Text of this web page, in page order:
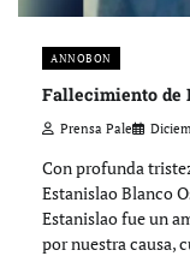
ANNOBON
Fallecimiento de
Prensa Pale
Con profunda
Estanislao Blanco
Estanislao fue un
por nuestra causa,